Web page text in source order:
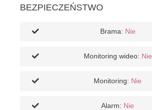
BEZPIECZEŃSTWO
Brama: Nie
Monitoring wideo: Nie
Monitoring: Nie
Alarm: Nie